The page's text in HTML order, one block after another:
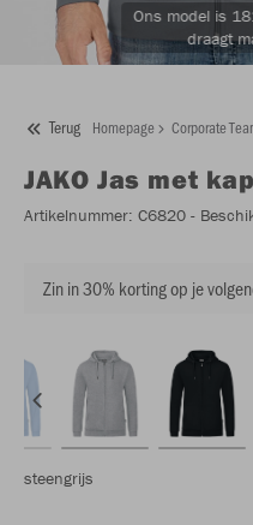
Ons model is
draagt
Terug Homepage Corporate
JAKO Jas met
Artikelnummer: C6820 -
Zin in 30% korting op je
steengrijs